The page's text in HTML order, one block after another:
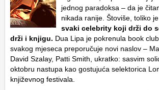
jednog paradoksa – da je
nikada ranije. Štoviše, toliko
svaki celebrity koji drži do
drži i knjigu. Dua Lipa je pokrenula book
svakog mjeseca preporučuje novi naslov –
David Szalay, Patti Smith, ukratko: sasvim
oktobru nastupa kao gostujuća selektorica
književnog festivala.